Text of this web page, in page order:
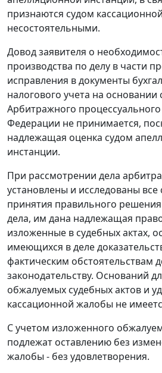
признаются судом
несостоятельными.
Довод заявителя о
производства по делу в части
исправления в документы
налогового учета на основании
Арбитражного
Федерации не принимается,
надлежащая оценка судом
инстанции.
При рассмотрении дела
установлены и исследованы
принятия правильного решения
дела, им дана надлежащая
изложенные в судебных актах,
имеющихся в деле
фактическим обстоятельствам
законодательству. Оснований
обжалуемых судебных актов и
кассационной жалобы не
С учетом изложенного
подлежат оставлению без
жалобы - без удовлетворения.